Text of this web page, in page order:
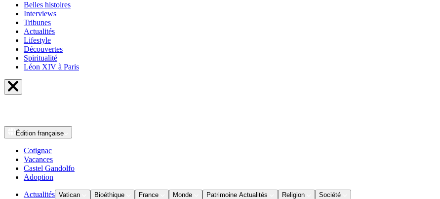
Belles histoires
Interviews
Tribunes
Actualités
Lifestyle
Découvertes
Spiritualité
Léon XIV à Paris
Édition française
Cotignac
Vacances
Castel Gandolfo
Adoption
Actualités Vatican Bioéthique France Monde Patrimoine Actualités Religion Société